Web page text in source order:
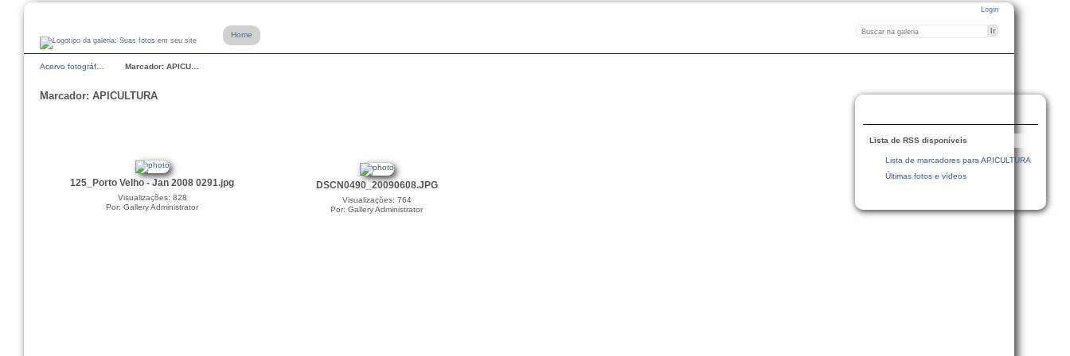
Login
Home
Acervo fotográf… Marcador: APICU…
Marcador: APICULTURA
125_Porto Velho - Jan 2008 0291.jpg
Visualizações: 828
Por: Gallery Administrator
DSCN0490_20090608.JPG
Visualizações: 764
Por: Gallery Administrator
Lista de RSS disponíveis
Lista de marcadores para APICULTURA
Últimas fotos e vídeos